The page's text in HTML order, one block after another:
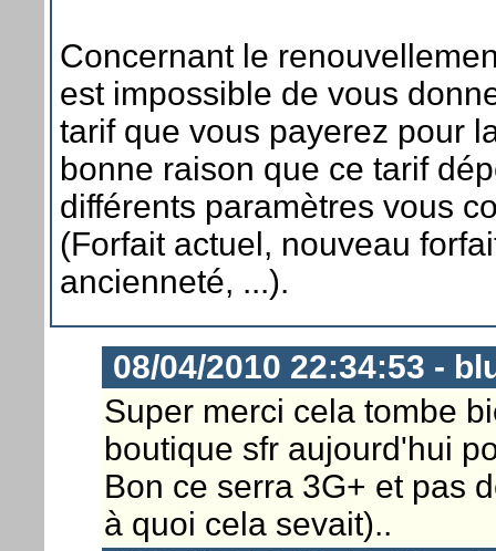
Concernant le
est impossible de vous
tarif que vous payerez pour
bonne raison que ce tarif
différents paramètres vous
(Forfait actuel, nouveau
ancienneté, ...).
08/04/2010 22:34:53 -
Super merci cela tombe
boutique sfr aujourd'hui
Bon ce serra 3G+ et pas
à quoi cela sevait)..